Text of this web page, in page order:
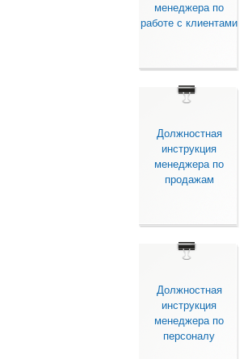
менеджера по
работе с клиентами
Должностная
инструкция
менеджера по
продажам
Должностная
инструкция
менеджера по
персоналу